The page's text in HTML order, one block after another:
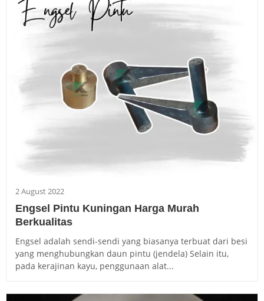
2 August 2022
Engsel Pintu Kuningan Harga Murah
Berkualitas
Engsel adalah sendi-sendi yang biasanya terbuat dari besi
yang menghubungkan daun pintu (jendela) Selain itu,
pada kerajinan kayu, penggunaan alat...